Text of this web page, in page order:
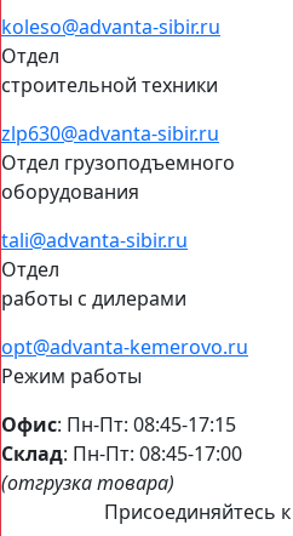
koleso@advanta-sibir.ru
Отдел
строительной техники
zlp630@advanta-sibir.ru
Отдел грузоподъемного
оборудования
tali@advanta-sibir.ru
Отдел
работы с дилерами
opt@advanta-kemerovo.ru
Режим работы
Офис: Пн-Пт: 08:45-17:15
Склад: Пн-Пт: 08:45-17:00
(отгрузка товара)
Присоединяйтесь